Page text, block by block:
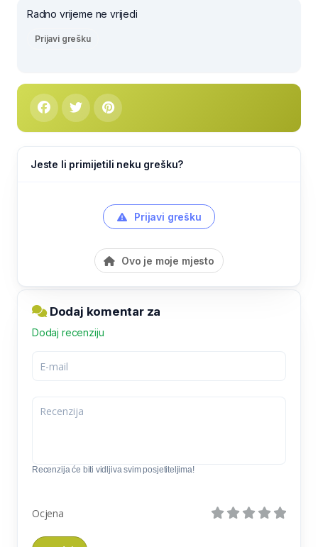
Radno vrijeme ne vrijedi
Prijavi grešku
Jeste li primijetili neku grešku?
Prijavi grešku
Ovo je moje mjesto
Dodaj komentar za
Dodaj recenziju
Recenzija će biti vidljiva svim posjetiteljima!
Ocjena